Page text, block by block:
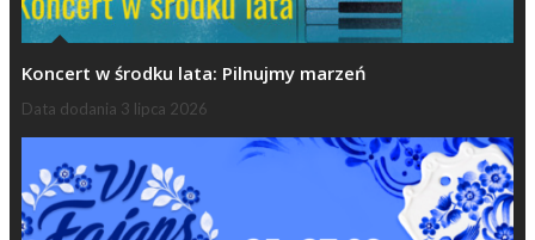
Koncert w środku lata: Pilnujmy marzeń
Data dodania 3 lipca 2026